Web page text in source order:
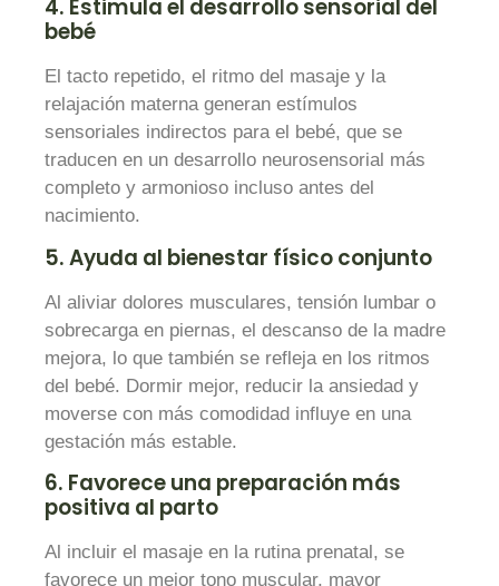
4. Estimula el desarrollo sensorial del
bebé
El tacto repetido, el ritmo del masaje y la
relajación materna generan estímulos
sensoriales indirectos para el bebé, que se
traducen en un desarrollo neurosensorial más
completo y armonioso incluso antes del
nacimiento.
5. Ayuda al bienestar físico conjunto
Al aliviar dolores musculares, tensión lumbar o
sobrecarga en piernas, el descanso de la madre
mejora, lo que también se refleja en los ritmos
del bebé. Dormir mejor, reducir la ansiedad y
moverse con más comodidad influye en una
gestación más estable.
6. Favorece una preparación más
positiva al parto
Al incluir el masaje en la rutina prenatal, se
favorece un mejor tono muscular, mayor